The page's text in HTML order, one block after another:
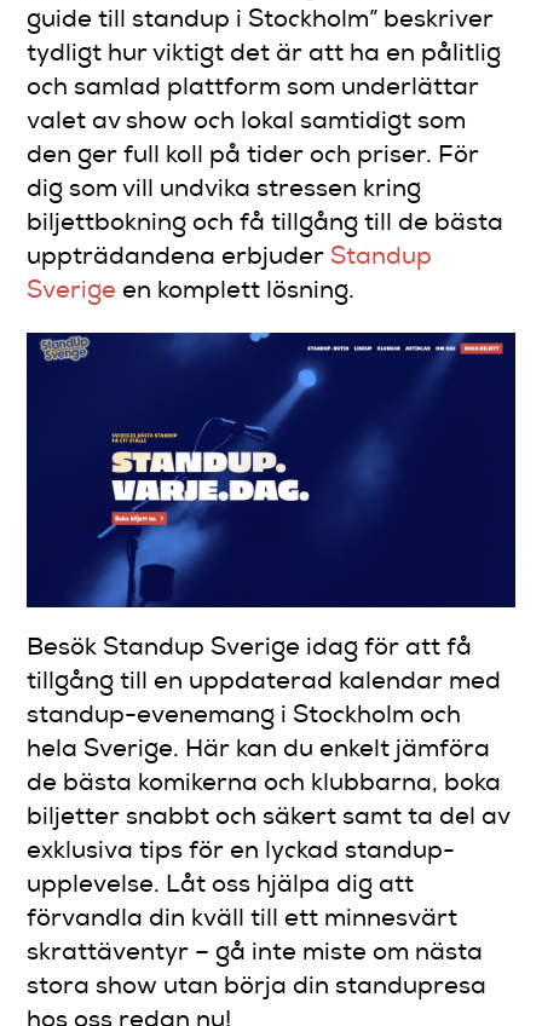
guide till standup i Stockholm” beskriver
tydligt hur viktigt det är att ha en pålitlig
och samlad plattform som underlättar
valet av show och lokal samtidigt som
den ger full koll på tider och priser. För
dig som vill undvika stressen kring
biljettbokning och få tillgång till de bästa
uppträdandena erbjuder Standup
Sverige en komplett lösning.
Besök Standup Sverige idag för att få
tillgång till en uppdaterad kalendar med
standup-evenemang i Stockholm och
hela Sverige. Här kan du enkelt jämföra
de bästa komikerna och klubbarna, boka
biljetter snabbt och säkert samt ta del av
exklusiva tips för en lyckad standup-
upplevelse. Låt oss hjälpa dig att
förvandla din kväll till ett minnesvärt
skrattäventyr – gå inte miste om nästa
stora show utan börja din standupresa
hos oss redan nu!